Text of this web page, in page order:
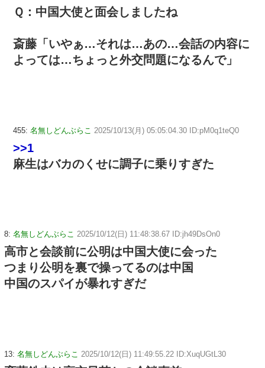
Ｑ：中国大使と面会しましたね
斎藤「いやぁ…それは…あの…会話の内容に
よっては…ちょっと外交問題になるんで」
455: 名無しどんぶらこ 2025/10/13(月) 05:05:04.30 ID:pM0q1teQ0
>>1
麻生はバカのくせに調子に乗りすぎた
8: 名無しどんぶらこ 2025/10/12(日) 11:48:38.67 ID:jh49DsOn0
高市と会談前に公明は中国大使に会った
つまり公明を裏で操ってるのは中国
中国のスパイが暴れすぎだ
13: 名無しどんぶらこ 2025/10/12(日) 11:49:55.22 ID:XuqUGtL30